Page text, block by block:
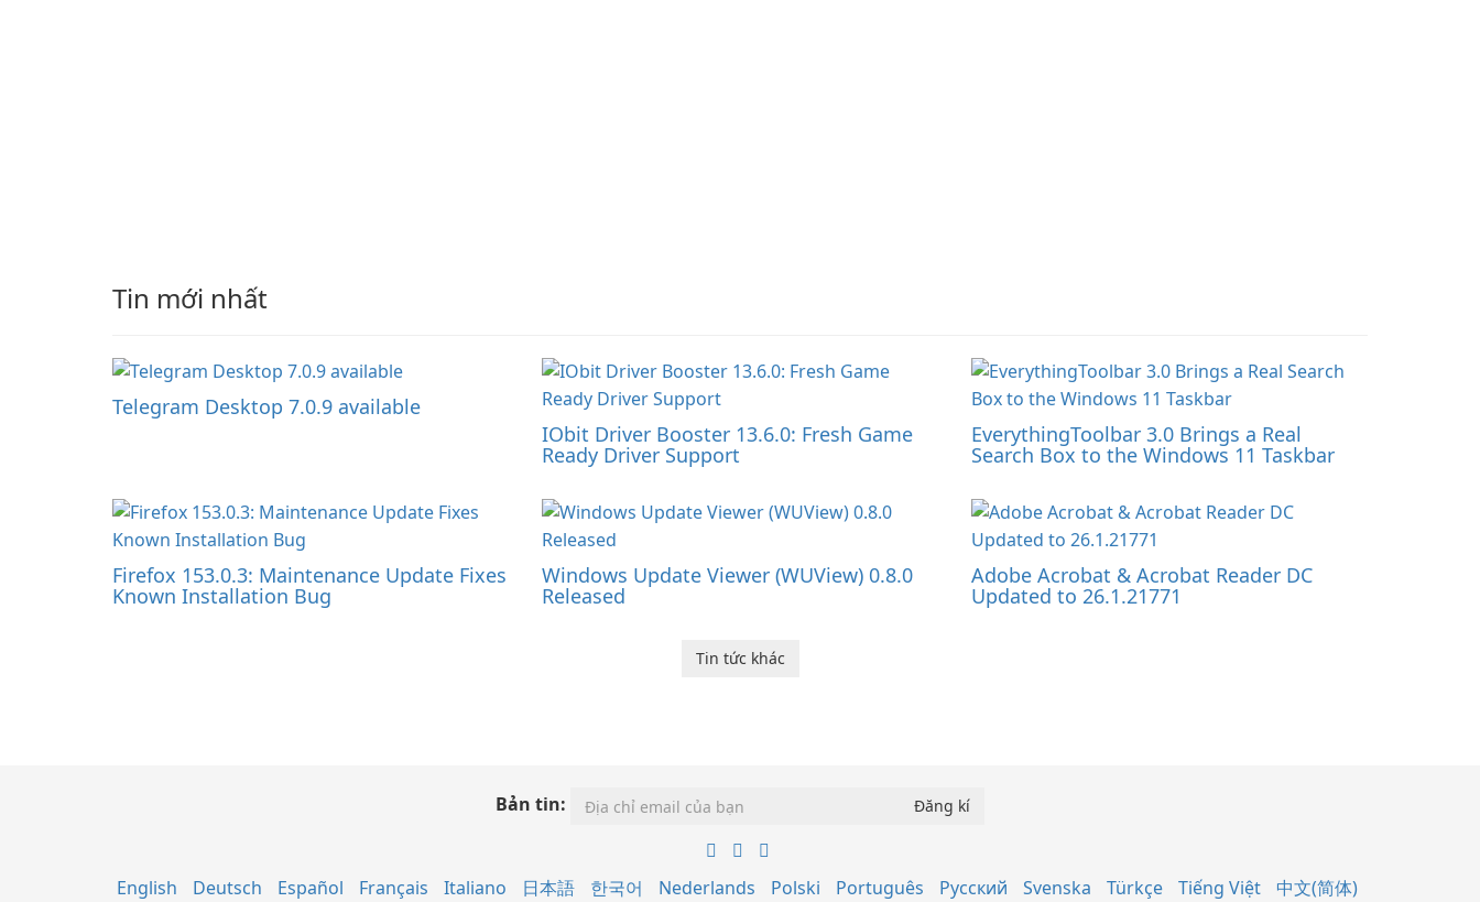
Tin mới nhất
Telegram Desktop 7.0.9 available
IObit Driver Booster 13.6.0: Fresh Game
Ready Driver Support
EverythingToolbar 3.0 Brings a Real
Search Box to the Windows 11 Taskbar
Firefox 153.0.3: Maintenance Update Fixes
Known Installation Bug
Windows Update Viewer (WUView) 0.8.0
Released
Adobe Acrobat & Acrobat Reader DC
Updated to 26.1.21771
Tin tức khác
Bản tin:
English Deutsch Español Français Italiano 日本語 한국어 Nederlands Polski Português Русский Svenska Türkçe Tiếng Việt 中文(简体)